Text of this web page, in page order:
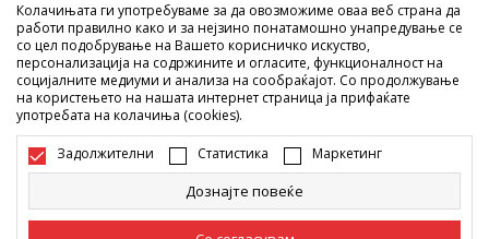
Не е дозволено превземање или користење на содржината од
интернет страните на Sport Vision, делумно или целосно a се
однесува на логоа, трговски марки, комерцијални содржини, ниту
истите да се отстапуваат на трети лица, јавно да се објавуваат или да
се користат за било какви цели, без писмена согласност од БДС.МК
ДООЕЛ.
Настојуваме да бидеме што попрецизни во описот на производот,
фотографијата и самата цена, но не можеме да гарантираме дака
сите информации се комплетни и без грешка. Сите прикажани
Колачињата ги употребуваме за да овозможиме оваа веб страна да
работи правилно како и за нејзино понатамошно унапредување се
со цел подобрување на Вашето корисничко искуство,
персонализација на содржините и огласите, функционалност на
социјалните медиуми и анализа на сообраќајот. Со продолжување
на користењето на нашата интернет страница ја прифаќате
употребата на колачиња (cookies).
Задолжителни Статистика Маркетинг
Дознајте повеќе